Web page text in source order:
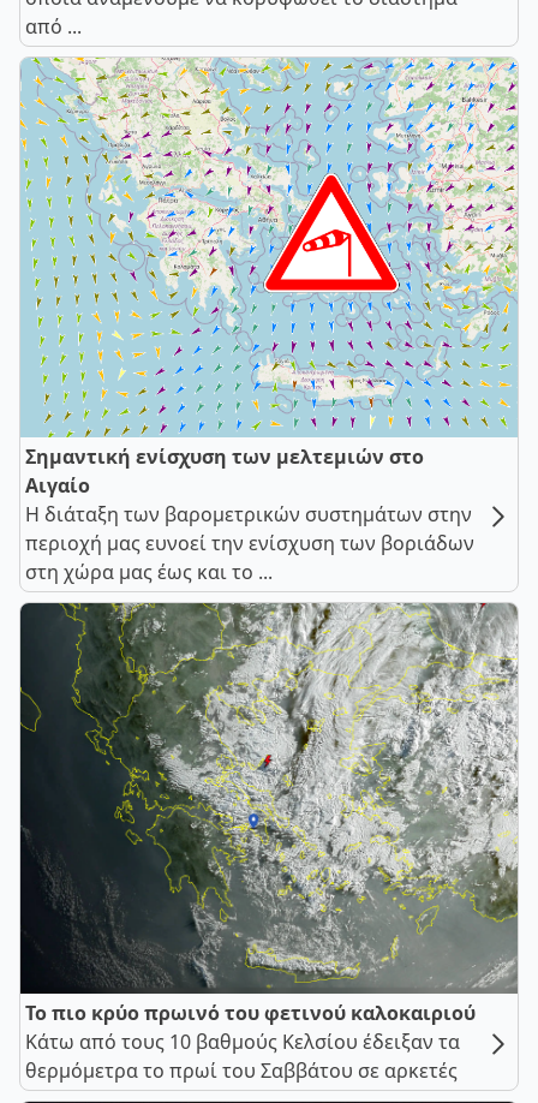
από ...
Σημαντική ενίσχυση των μελτεμιών στο
Αιγαίο
Η διάταξη των βαρομετρικών συστημάτων στην
περιοχή μας ευνοεί την ενίσχυση των βοριάδων
στη χώρα μας έως και το ...
Το πιο κρύο πρωινό του φετινού καλοκαιριού
Κάτω από τους 10 βαθμούς Κελσίου έδειξαν τα
θερμόμετρα το πρωί του Σαββάτου σε αρκετές